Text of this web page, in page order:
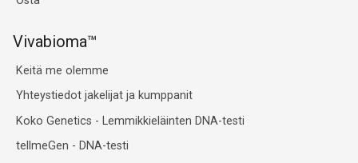
Vivabioma™
Keitä me olemme
Yhteystiedot jakelijat ja kumppanit
Koko Genetics - Lemmikkieläinten DNA-testi
tellmeGen - DNA-testi